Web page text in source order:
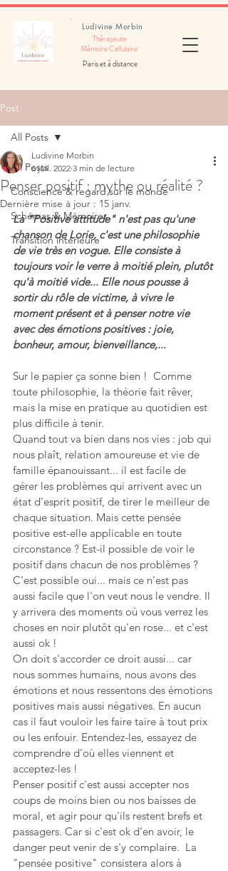
Ludivine Morbin
Thérapeute
Mémoire Cellulaire
Paris et à distance
Post
All Posts
Conscience & regard sur le monde
Schémas & Mémoires
Transition intérieure
All Posts
Penser positif : mythe ou réalité ?
Ludivine Morbin
6 juil. 2022 3 min de lecture
Dernière mise à jour : 15 janv.
La "Positive attitude" n'est pas qu'une
chanson de Lorie, c'est une philosophie
de vie très en vogue. Elle consiste à
toujours voir le verre à moitié plein, plutôt
qu'à moitié vide... Elle nous pousse à
sortir du rôle de victime, à vivre le
moment présent et à penser notre vie
avec des émotions positives : joie,
bonheur, amour, bienveillance,...
Sur le papier ça sonne bien !  Comme
toute philosophie, la théorie fait rêver,
mais la mise en pratique au quotidien est
plus difficile à tenir.
Quand tout va bien dans nos vies : job qui
nous plaît, relation amoureuse et vie de
famille épanouissant... il est facile de
gérer les problèmes qui arrivent avec un
état d'esprit positif, de tirer le meilleur de
chaque situation. Mais cette pensée
positive est-elle applicable en toute
circonstance ? Est-il possible de voir le
positif dans chacun de nos problèmes ?
C'est possible oui... mais ce n'est pas
aussi facile que l'on veut nous le vendre. Il
y arrivera des moments où vous verrez les
choses en noir plutôt qu'en rose... et c'est
aussi ok !
On doit s'accorder ce droit aussi... car
nous sommes humains, nous avons des
émotions et nous ressentons des émotions
positives mais aussi négatives. En aucun
cas il faut vouloir les faire taire à tout prix
ou les enfouir. Entendez-les, essayez de
comprendre d'où elles viennent et
acceptez-les !
Penser positif c'est aussi accepter nos
coups de moins bien ou nos baisses de
moral, et agir pour qu'ils restent brefs et
passagers. Car si c'est ok d'en avoir, le
danger peut venir de s'y complaire.  La
"pensée positive" consistera alors à